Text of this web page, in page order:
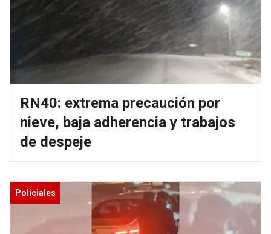
RN40: extrema precaución por
nieve, baja adherencia y trabajos
de despeje
Policiales